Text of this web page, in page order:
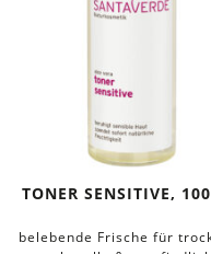
TONER SENSITIVE,
belebende Frische für